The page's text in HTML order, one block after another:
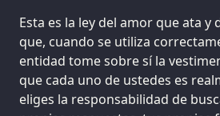
Esta es la ley del amor que ata y
que, cuando se utiliza
entidad tome sobre sí la
que cada uno de ustedes es
eliges la responsabilidad de